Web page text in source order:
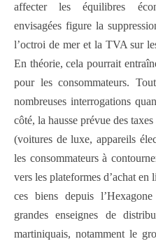
affecter les équilibres
envisagées figure la
l’octroi de mer et la TVA sur
En théorie, cela pourrait
pour les consommateurs.
nombreuses interrogations
côté, la hausse prévue des
(voitures de luxe, appareils
les consommateurs à
vers les plateformes d’achat
ces biens depuis
grandes enseignes de
martiniquais, notamment le